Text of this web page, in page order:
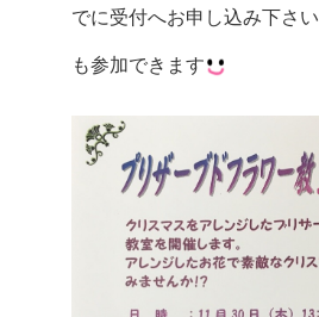
でに受付へお申し込み下さい
も参加できます